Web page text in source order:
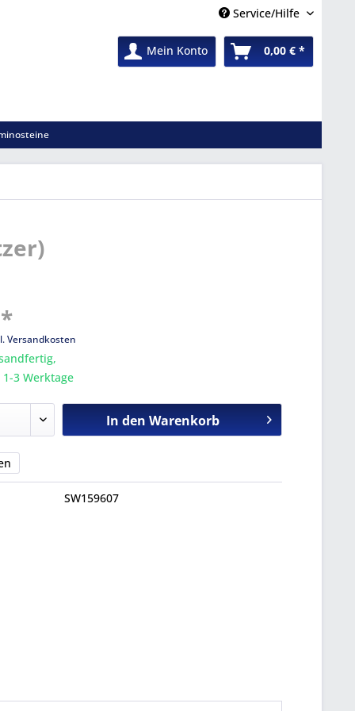
Service/Hilfe
Mein Konto 0,00 € *
Versandkosten
3 Werktage
In den Warenkorb
SW159607